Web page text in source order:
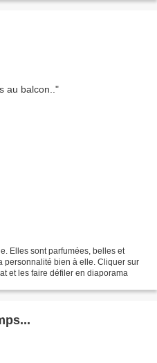
Elles sont parfumées, belles et
personnalité bien à elle. Cliquer sur
et les faire défiler en diaporama